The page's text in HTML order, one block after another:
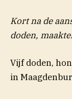
Kort na de
doden,
Vijf doden,
in